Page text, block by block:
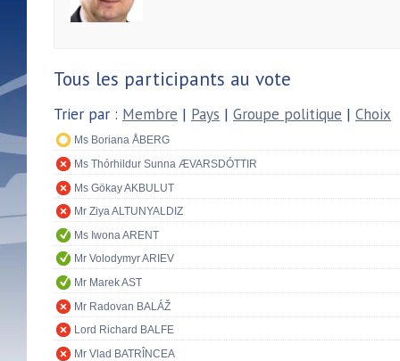
Tous les participants au vote
Trier par : Membre | Pays | Groupe politique | Choix
Ms Boriana ÅBERG
Ms Thórhildur Sunna ÆVARSDÓTTIR
Ms Gökay AKBULUT
Mr Ziya ALTUNYALDIZ
Ms Iwona ARENT
Mr Volodymyr ARIEV
Mr Marek AST
Mr Radovan BALÁŽ
Lord Richard BALFE
Mr Vlad BATRÎNCEA